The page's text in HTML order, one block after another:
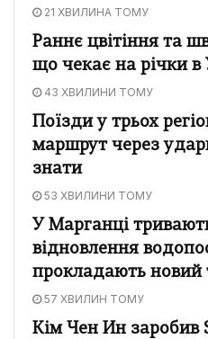
21 ХВИЛИНА ТОМУ
Раннє цвітіння та
що чекає на річки в
43 ХВИЛИНИ ТОМУ
Поїзди у трьох
маршрут через
знати
53 ХВИЛИНИ ТОМУ
У Марганці
відновлення
прокладають новий
57 ХВИЛИН ТОМУ
Кім Чен Ин заробив